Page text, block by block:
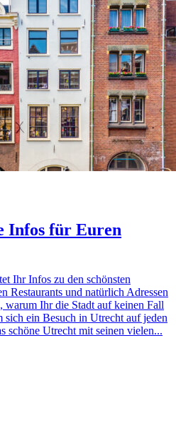
Infos für Euren
Ihr Infos zu den schönsten
Restaurants und natürlich Adressen
warum Ihr die Stadt auf keinen Fall
sich ein Besuch in Utrecht auf jeden
schöne Utrecht mit seinen vielen...